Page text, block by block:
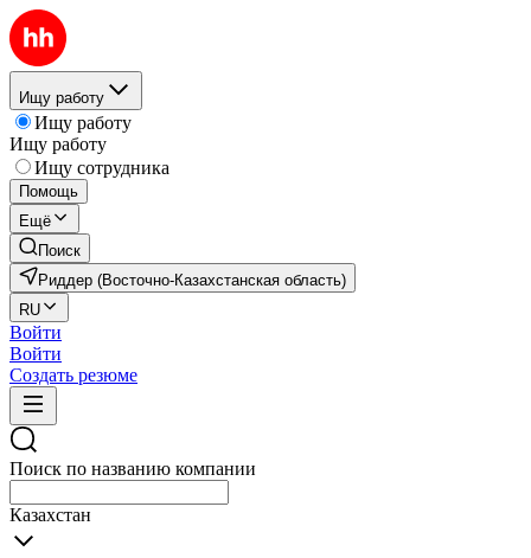
Ищу работу
Ищу работу
Ищу работу
Ищу сотрудника
Помощь
Ещё
Поиск
Риддер (Восточно-Казахстанская область)
RU
Войти
Войти
Создать резюме
Поиск по названию компании
Казахстан